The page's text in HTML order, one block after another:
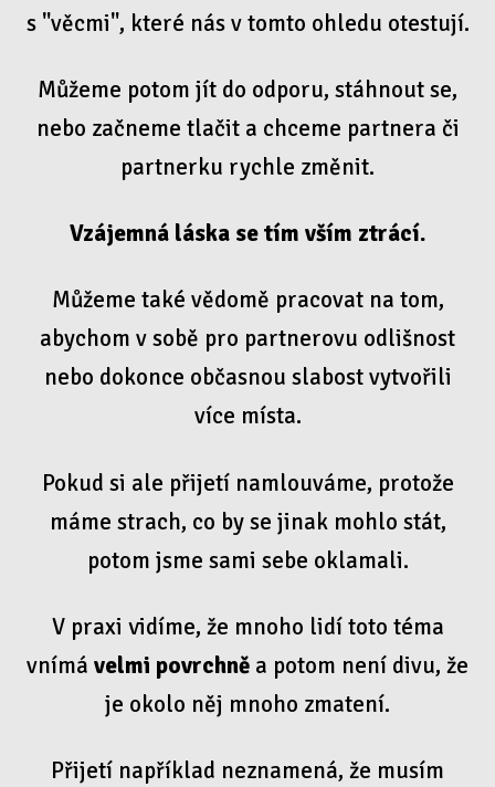
s "věcmi", které nás v tomto ohledu otestují.
Můžeme potom jít do odporu, stáhnout se,
nebo začneme tlačit a chceme partnera či
partnerku rychle změnit.
Vzájemná láska se tím vším ztrácí.
Můžeme také vědomě pracovat na tom,
abychom v sobě pro partnerovu odlišnost
nebo dokonce občasnou slabost vytvořili
více místa.
Pokud si ale přijetí namlouváme, protože
máme strach, co by se jinak mohlo stát,
potom jsme sami sebe oklamali.
V praxi vidíme, že mnoho lidí toto téma
vnímá velmi povrchně a potom není divu, že
je okolo něj mnoho zmatení.
Přijetí například neznamená, že musím